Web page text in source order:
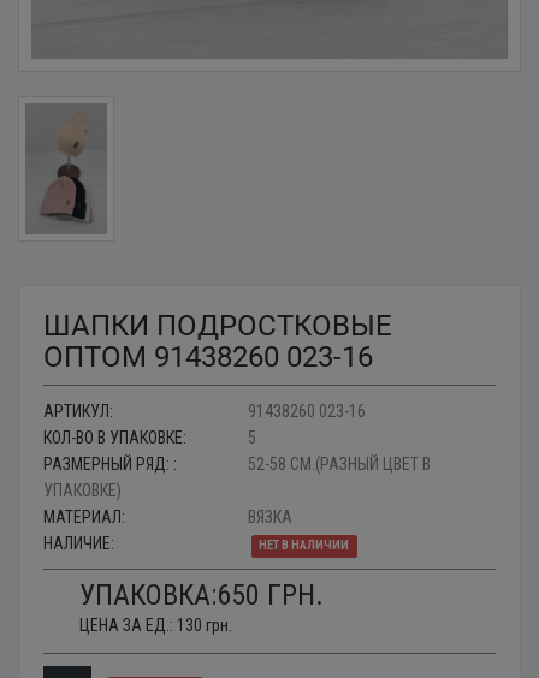
ШАПКИ ПОДРОСТКОВЫЕ
ОПТОМ 91438260 023-16
АРТИКУЛ:
91438260 023-16
КОЛ-ВО В УПАКОВКЕ:
5
РАЗМЕРНЫЙ РЯД: :
52-58 СМ.(РАЗНЫЙ ЦВЕТ В
УПАКОВКЕ)
МАТЕРИАЛ:
ВЯЗКА
НАЛИЧИЕ:
НЕТ В НАЛИЧИИ
УПАКОВКА:650 ГРН.
ЦЕНА ЗА ЕД.: 130 грн.